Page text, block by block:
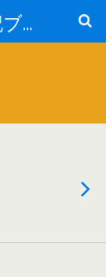
とりどし会社員の雑記ブログ